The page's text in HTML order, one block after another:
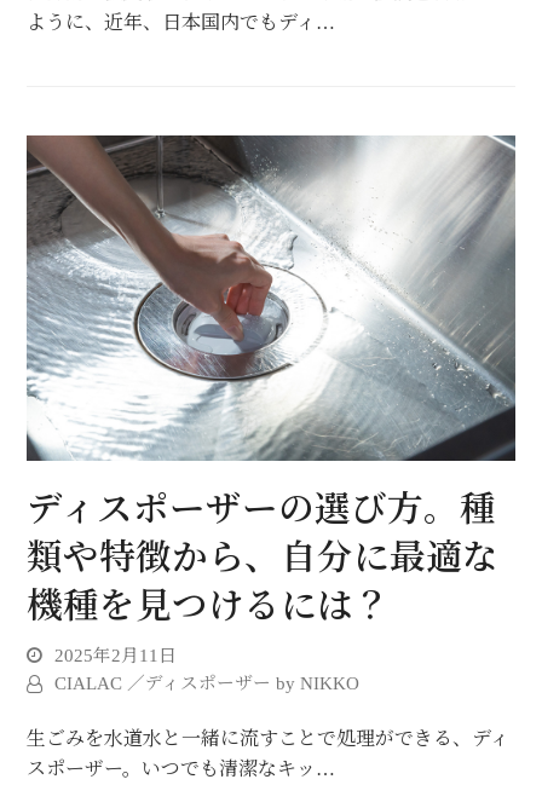
ように、近年、日本国内でもディ…
ディスポーザーの選び方。種
類や特徴から、自分に最適な
機種を見つけるには？
2025年2月11日
CIALAC ／ディスポーザー by NIKKO
生ごみを水道水と一緒に流すことで処理ができる、ディ
スポーザー。いつでも清潔なキッ…